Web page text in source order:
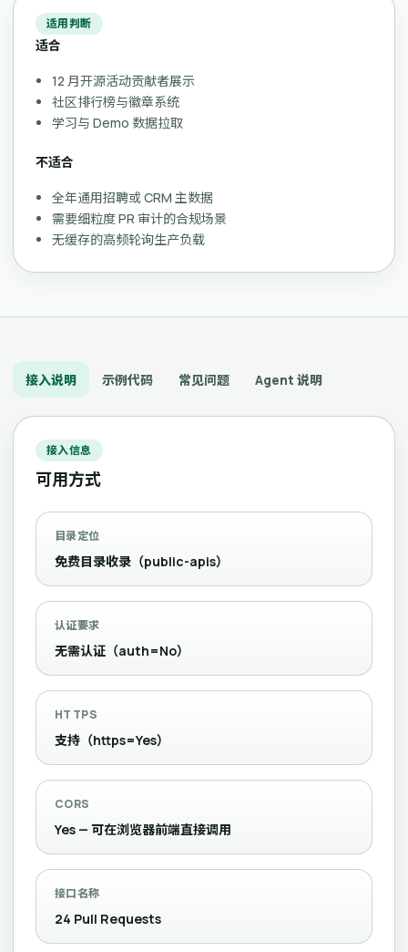
适用判断
适合
12 月开源活动贡献者展示
社区排行榜与徽章系统
学习与 Demo 数据拉取
不适合
全年通用招聘或 CRM 主数据
需要细粒度 PR 审计的合规场景
无缓存的高频轮询生产负载
接入说明 示例代码 常见问题 Agent 说明
接入信息
可用方式
目录定位
免费目录收录（public-apis）
认证要求
无需认证（auth=No）
HTTPS
支持（https=Yes）
CORS
Yes — 可在浏览器前端直接调用
接口名称
24 Pull Requests